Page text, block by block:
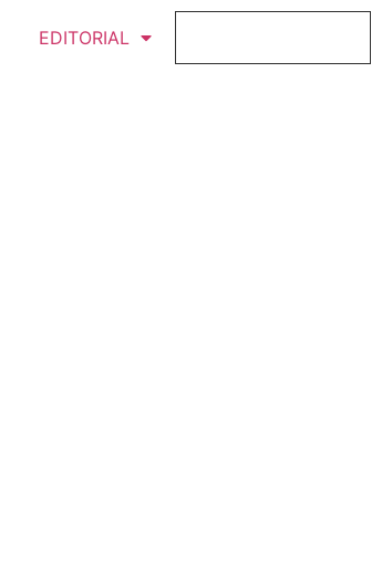
EDITORIAL